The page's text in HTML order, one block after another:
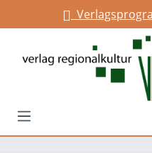
springen